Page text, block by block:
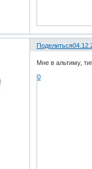
Поделиться
Мне в альтиму,
0